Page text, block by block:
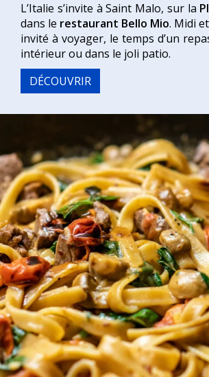
L’Italie s’invite à Saint Malo, sur la
dans le restaurant Bello Mio. Midi
invité à voyager, le temps d’un
intérieur ou dans le joli patio.
DÉCOUVRIR